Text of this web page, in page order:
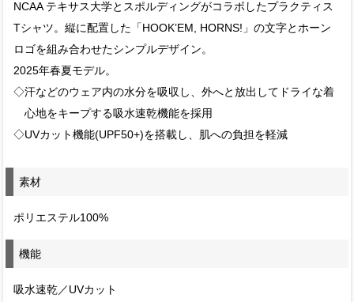
NCAA テキサス大学とスポルディングがコラボしたプラクティス
Tシャツ。縦に配置した「HOOK’EM, HORNS!」の文字とホーン
ロゴを組み合わせたシンプルデザイン。
2025年春夏モデル。
◇汗などのウェア内の水分を吸収し、外へと放出してドライな着
心地をキープする吸水速乾機能を採用
◇UVカット機能(UPF50+)を搭載し、肌への負担を軽減
素材
ポリエステル100%
機能
吸水速乾／UVカット